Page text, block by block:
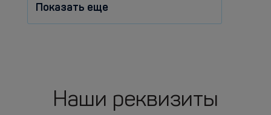
Показать еще
Наши реквизиты